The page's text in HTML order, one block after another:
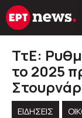
Μετάβαση
σε
ΤτΕ:
το 2025
ΕΙΔΗΣΕΙΣ